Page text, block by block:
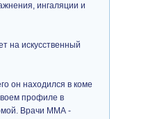
ингаляции и
на искусственный
он находился в коме
профиле в
Врачи ММА -